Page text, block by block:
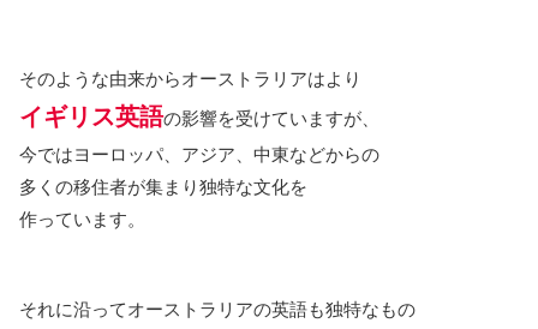
そのような由来からオーストラリアはより
イギリス英語の影響を受けていますが、
今ではヨーロッパ、アジア、中東などからの
多くの移住者が集まり独特な文化を
作っています。
それに沿ってオーストラリアの英語も独特なもの